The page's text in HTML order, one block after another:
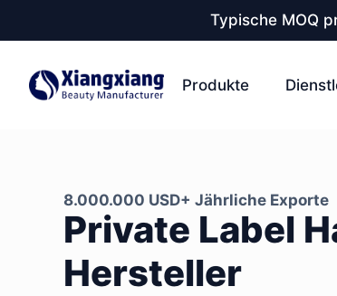
Typische MOQ
Produkte
8.000.000 USD+ Jährliche Exporte
Private Label
Hersteller